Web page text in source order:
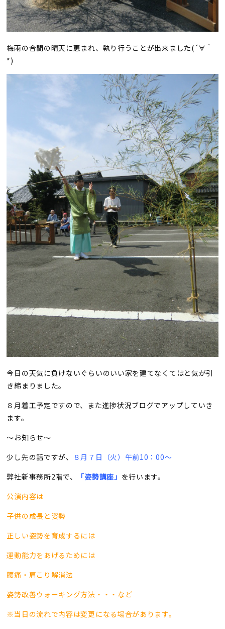
梅雨の合間の晴天に恵まれ、執り行うことが出来ました(´∀｀
*)
今日の天気に負けないぐらいのいい家を建てなくてはと気が引
き締まりました。
８月着工予定ですので、また進捗状況ブログでアップしていき
ます。
〜お知らせ〜
少し先の話ですが、
８月７日（火）午前10：00〜
弊社新事務所2階で、
「姿勢講座」 を行います。
公演内容は
子供の成長と姿勢
正しい姿勢を育成するには
運動能力をあげるためには
腰痛・肩こり解消法
姿勢改善ウォーキング方法・・・など
※当日の流れで内容は変更になる場合があります。